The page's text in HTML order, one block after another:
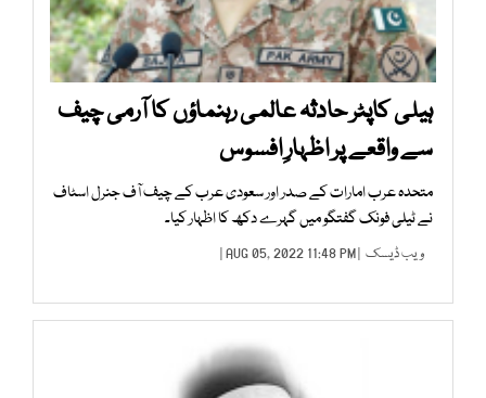
ہیلی کاپٹر حادثہ عالمی رہنماؤں کا آرمی چیف
سے واقعے پر اظہارِ افسوس
متحدہ عرب امارات کے صدر اور سعودی عرب کے چیف آف جنرل اسٹاف
نے ٹیلی فونک گفتگو میں گہرے دکھ کا اظہار کیا۔
ویب ڈیسک | AUG 05, 2022 11:48 PM |